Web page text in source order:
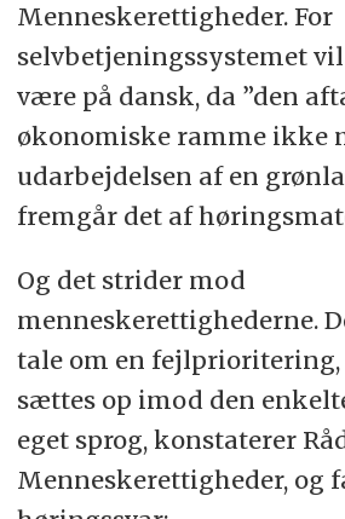
Desuden er høringsmaterialet
sendt ud på dansk med besked
grønlandsk oversættelse ville
muligt. Imidlertid måtte IPS
grønlandske dokumenter ad to
de først modtog den 15. juli. IPS
fristforlængelse på
af den forsinkede grønlandske
Det afslog Justitsministeriet
om, at Naalakkersuisut ønsker
IPS og påpeger i sit høringssvar,
burde have sendt materialet ud
Menneskerettigheder. For
selvbetjeningssystemet
være på dansk, da ”den
økonomiske ramme ikke
udarbejdelsen af en
fremgår det af
Og det strider mod
menneskerettighederne.
tale om en
sættes op imod den
eget sprog, konstaterer
Menneskerettigheder, og